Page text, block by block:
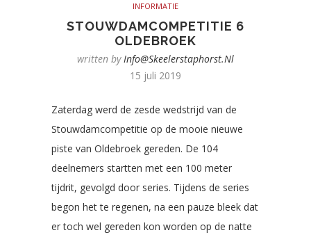
INFORMATIE
STOUWDAMCOMPETITIE 6
OLDEBROEK
written byInfo@skeelerstaphorst.nl
15 juli 2019
Zaterdag werd de zesde wedstrijd van de
Stouwdamcompetitie op de mooie nieuwe
piste van Oldebroek gereden. De 104
deelnemers startten met een 100 meter
tijdrit, gevolgd door series. Tijdens de series
begon het te regenen, na een pauze bleek dat
er toch wel gereden kon worden op de natte